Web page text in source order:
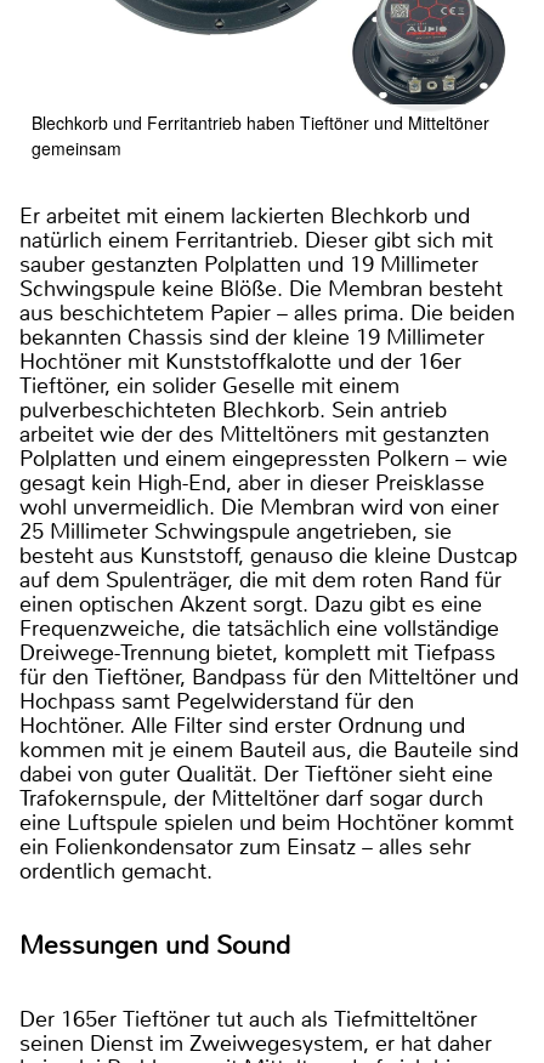
Blechkorb und Ferritantrieb haben Tieftöner und Mitteltöner
gemeinsam
Er arbeitet mit einem lackierten Blechkorb und
natürlich einem Ferritantrieb. Dieser gibt sich mit
sauber gestanzten Polplatten und 19 Millimeter
Schwingspule keine Blöße. Die Membran besteht
aus beschichtetem Papier – alles prima. Die beiden
bekannten Chassis sind der kleine 19 Millimeter
Hochtöner mit Kunststoffkalotte und der 16er
Tieftöner, ein solider Geselle mit einem
pulverbeschichteten Blechkorb. Sein antrieb
arbeitet wie der des Mitteltöners mit gestanzten
Polplatten und einem eingepressten Polkern – wie
gesagt kein High-End, aber in dieser Preisklasse
wohl unvermeidlich. Die Membran wird von einer
25 Millimeter Schwingspule angetrieben, sie
besteht aus Kunststoff, genauso die kleine Dustcap
auf dem Spulenträger, die mit dem roten Rand für
einen optischen Akzent sorgt. Dazu gibt es eine
Frequenzweiche, die tatsächlich eine vollständige
Dreiwege-Trennung bietet, komplett mit Tiefpass
für den Tieftöner, Bandpass für den Mitteltöner und
Hochpass samt Pegelwiderstand für den
Hochtöner. Alle Filter sind erster Ordnung und
kommen mit je einem Bauteil aus, die Bauteile sind
dabei von guter Qualität. Der Tieftöner sieht eine
Trafokernspule, der Mitteltöner darf sogar durch
eine Luftspule spielen und beim Hochtöner kommt
ein Folienkondensator zum Einsatz – alles sehr
ordentlich gemacht.
Messungen und Sound
Der 165er Tieftöner tut auch als Tiefmitteltöner
seinen Dienst im Zweiwegesystem, er hat daher